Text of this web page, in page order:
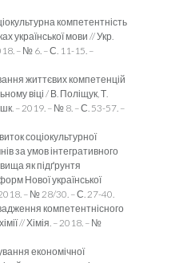
компетентність
української мови // Укр.
– № 6. – С. 11-15. –
життєвих компетенцій
віці / В. Поліщук, Т.
– 2019. – № 8. – С. 53-57. –
соціокультурної
за умов інтегративного
як підґрунтя
Нової української
– № 28/30. – С. 27-40.
компетентнісного
// Хімія. – 2018. – №
економічної